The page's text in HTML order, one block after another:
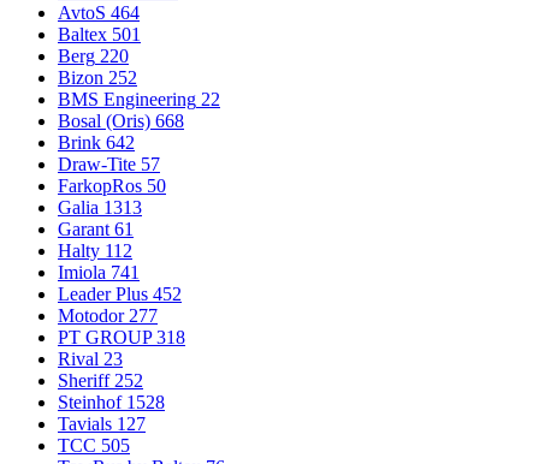
AvtoS 464
Baltex 501
Berg 220
Bizon 252
BMS Engineering 22
Bosal (Oris) 668
Brink 642
Draw-Tite 57
FarkopRos 50
Galia 1313
Garant 61
Halty 112
Imiola 741
Leader Plus 452
Motodor 277
PT GROUP 318
Rival 23
Sheriff 252
Steinhof 1528
Tavials 127
TCC 505